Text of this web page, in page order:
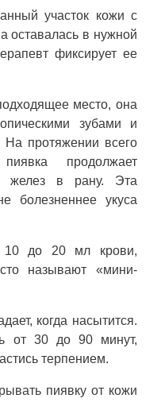
участок кожи с
оставалась в нужной
фиксирует ее
место, она
зубами и
На протяжении всего
продолжает
желез в рану. Эта
болезненнее укуса
10 до 20 мл крови,
называют «мини-
когда насытится.
от 30 до 90 минут,
терпением.
пиявку от кожи